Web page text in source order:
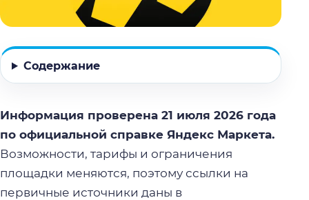
Содержание
Информация проверена 21 июля 2026 года
по официальной справке Яндекс Маркета.
Возможности, тарифы и ограничения
площадки меняются, поэтому ссылки на
первичные источники даны в